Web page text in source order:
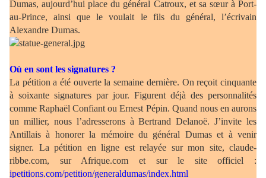
Dumas, aujourd’hui place du général Catroux, et sa sœur à Port-
au-Prince, ainsi que le voulait le fils du général, l’écrivain
Alexandre Dumas.
Où en sont les signatures ?
La pétition a été ouverte la semaine dernière. On reçoit cinquante
à soixante signatures par jour. Figurent déjà des personnalités
comme Raphaël Confiant ou Ernest Pépin. Quand nous en aurons
un millier, nous l’adresserons à Bertrand Delanoë. J’invite les
Antillais à honorer la mémoire du général Dumas et à venir
signer. La pétition en ligne est relayée sur mon site, claude-
ribbe.com, sur Afrique.com et sur le site officiel :
ipetitions.com/petition/generaldumas/index.html